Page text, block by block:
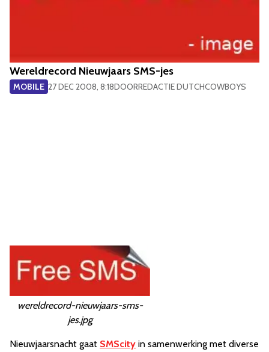
Wereldrecord Nieuwjaars SMS-jes
MOBILE 27 DEC 2008, 8:18DOORREDACTIE DUTCHCOWBOYS
wereldrecord-nieuwjaars-sms-
jes.jpg
Nieuwjaarsnacht gaat SMScity in samenwerking met diverse